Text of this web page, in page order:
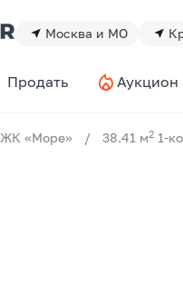
Москва и МО
Продать Аукцион
ЖК «Море» / 38.41 м2 1-